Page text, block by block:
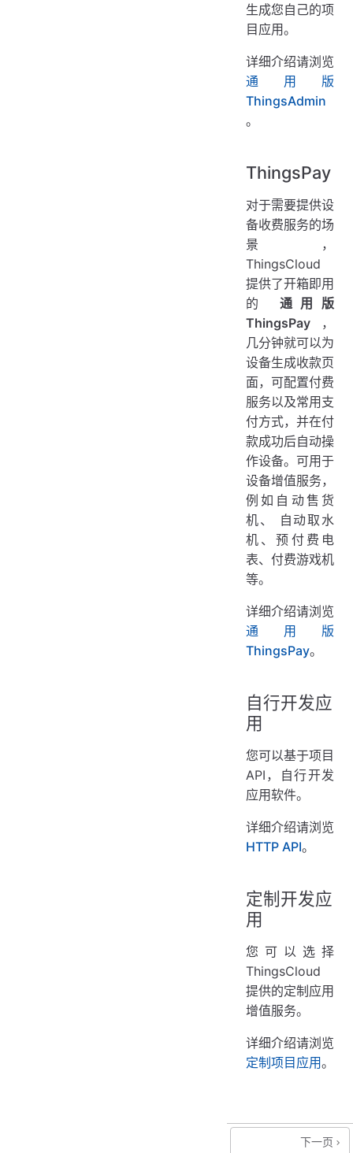
生成您自己的项
目应用。
详细介绍请浏览
通用版
ThingsAdmin
。
ThingsPay
对于需要提供设
备收费服务的场
景，
ThingsCloud
提供了开箱即用
的 通用版
ThingsPay ，
几分钟就可以为
设备生成收款页
面，可配置付费
服务以及常用支
付方式，并在付
款成功后自动操
作设备。可用于
设备增值服务，
例如自动售货
机、 自动取水
机、预付费电
表、付费游戏机
等。
详细介绍请浏览
通用版
ThingsPay。
自行开发应
用
您可以基于项目
API，自行开发
应用软件。
详细介绍请浏览
HTTP API。
定制开发应
用
您可以选择
ThingsCloud
提供的定制应用
增值服务。
详细介绍请浏览
定制项目应用。
下一页